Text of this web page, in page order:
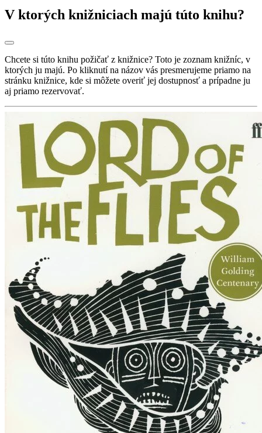
V ktorých knižniciach majú túto knihu?
Chcete si túto knihu požičať z knižnice? Toto je zoznam knižníc, v
ktorých ju majú. Po kliknutí na názov vás presmerujeme priamo na
stránku knižnice, kde si môžete overiť jej dostupnosť a prípadne ju
aj priamo rezervovať.